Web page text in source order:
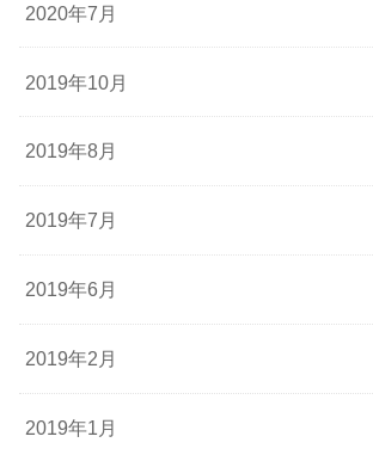
2020年7月
2019年10月
2019年8月
2019年7月
2019年6月
2019年2月
2019年1月